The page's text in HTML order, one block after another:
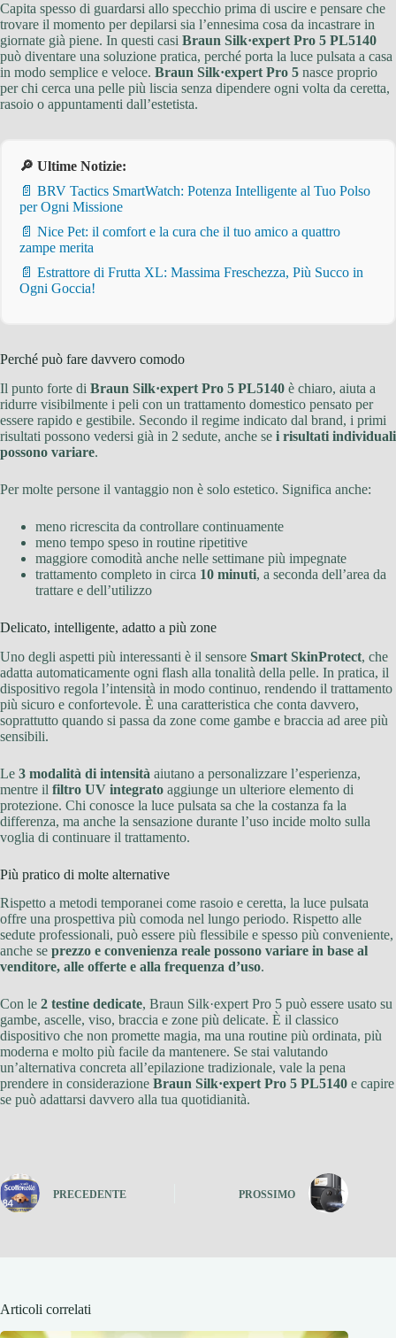
Capita spesso di guardarsi allo specchio prima di uscire e pensare che
trovare il momento per depilarsi sia l’ennesima cosa da incastrare in
giornate già piene. In questi casi Braun Silk·expert Pro 5 PL5140
può diventare una soluzione pratica, perché porta la luce pulsata a casa
in modo semplice e veloce. Braun Silk·expert Pro 5 nasce proprio
per chi cerca una pelle più liscia senza dipendere ogni volta da ceretta,
rasoio o appuntamenti dall’estetista.
🔎 Ultime Notizie:
📄 BRV Tactics SmartWatch: Potenza Intelligente al Tuo Polso
per Ogni Missione
📄 Nice Pet: il comfort e la cura che il tuo amico a quattro
zampe merita
📄 Estrattore di Frutta XL: Massima Freschezza, Più Succo in
Ogni Goccia!
Perché può fare davvero comodo
Il punto forte di Braun Silk·expert Pro 5 PL5140 è chiaro, aiuta a
ridurre visibilmente i peli con un trattamento domestico pensato per
essere rapido e gestibile. Secondo il regime indicato dal brand, i primi
risultati possono vedersi già in 2 sedute, anche se i risultati individuali
possono variare.
Per molte persone il vantaggio non è solo estetico. Significa anche:
meno ricrescita da controllare continuamente
meno tempo speso in routine ripetitive
maggiore comodità anche nelle settimane più impegnate
trattamento completo in circa 10 minuti, a seconda dell’area da
trattare e dell’utilizzo
Delicato, intelligente, adatto a più zone
Uno degli aspetti più interessanti è il sensore Smart SkinProtect, che
adatta automaticamente ogni flash alla tonalità della pelle. In pratica, il
dispositivo regola l’intensità in modo continuo, rendendo il trattamento
più sicuro e confortevole. È una caratteristica che conta davvero,
soprattutto quando si passa da zone come gambe e braccia ad aree più
sensibili.
Le 3 modalità di intensità aiutano a personalizzare l’esperienza,
mentre il filtro UV integrato aggiunge un ulteriore elemento di
protezione. Chi conosce la luce pulsata sa che la costanza fa la
differenza, ma anche la sensazione durante l’uso incide molto sulla
voglia di continuare il trattamento.
Più pratico di molte alternative
Rispetto a metodi temporanei come rasoio e ceretta, la luce pulsata
offre una prospettiva più comoda nel lungo periodo. Rispetto alle
sedute professionali, può essere più flessibile e spesso più conveniente,
anche se prezzo e convenienza reale possono variare in base al
venditore, alle offerte e alla frequenza d’uso.
Con le 2 testine dedicate, Braun Silk·expert Pro 5 può essere usato su
gambe, ascelle, viso, braccia e zone più delicate. È il classico
dispositivo che non promette magia, ma una routine più ordinata, più
moderna e molto più facile da mantenere. Se stai valutando
un’alternativa concreta all’epilazione tradizionale, vale la pena
prendere in considerazione Braun Silk·expert Pro 5 PL5140 e capire
se può adattarsi davvero alla tua quotidianità.
PRECEDENTE PROSSIMO
Articoli correlati